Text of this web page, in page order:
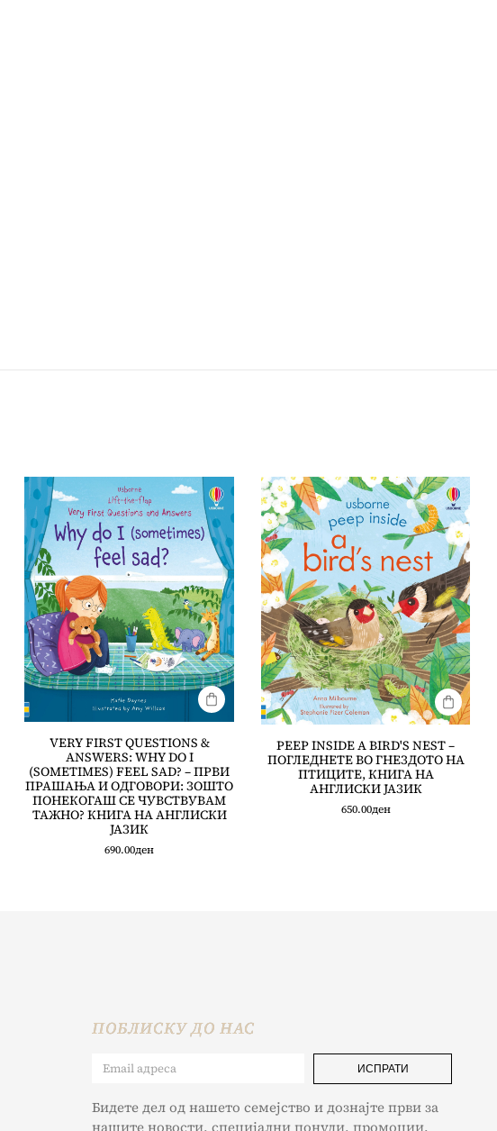
VERY FIRST QUESTIONS &
ANSWERS: WHY DO I
(SOMETIMES) FEEL SAD? – ПРВИ
ПРАШАЊА И ОДГОВОРИ: ЗОШТО
ПОНЕКОГАШ СЕ ЧУВСТВУВАМ
ТАЖНО? КНИГА НА АНГЛИСКИ
ЈАЗИК
690.00ден
PEEP INSIDE A BIRD'S NEST –
ПОГЛЕДНЕТЕ ВО ГНЕЗДОТО НА
ПТИЦИТЕ, КНИГА НА
АНГЛИСКИ ЈАЗИК
650.00ден
ПОБЛИСКУ ДО НАС
ИСПРАТИ
Бидете дел од нашето семејство и дознајте први за
нашите новости, специјални понуди, промоции.